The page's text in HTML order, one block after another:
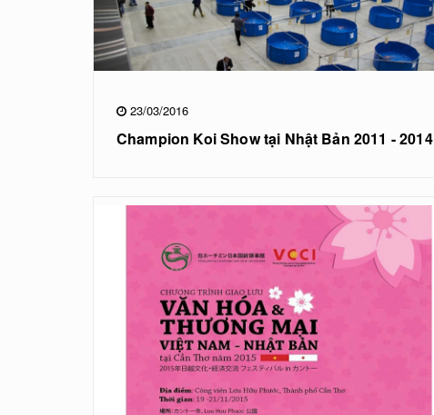
23/03/2016
Champion Koi Show tại Nhật Bản 2011 - 2014